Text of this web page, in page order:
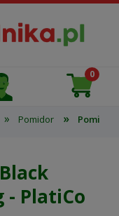
» Pomidor » Pomidor
- PlatiCo